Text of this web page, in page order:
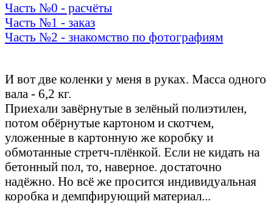
Часть №0 - расчёты
Часть №1 - заказ
Часть №2 - знакомство по фотографиям
И вот две коленки у меня в руках. Масса одного
вала - 6,2 кг.
Приехали завёрнутые в зелёный полиэтилен,
потом обёрнутые картоном и скотчем,
уложенные в картонную же коробку и
обмотанные стретч-плёнкой. Если не кидать на
бетонный пол, то, наверное. достаточно
надёжно. Но всё же просится индивидуальная
коробка и демпфирующий материал...